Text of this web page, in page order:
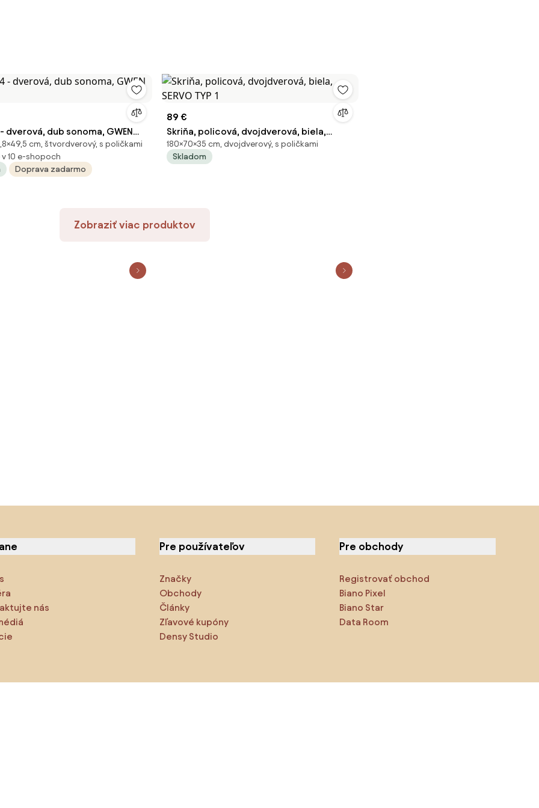
dverová, dub sonoma, GWEN
cm, štvordverový, s poličkami
10 e-shopoch
Doprava zadarmo
89 €
Skriňa, policová, dvojdverová, biela,
SERVO TYP 1
180×70×35 cm, dvojdverový, s poličkami
Skladom
Zobraziť viac produktov
nás
Pre používateľov
Značky
Obchody
Články
Zľavové kupóny
Densy Studio
Pre obchody
Registrovať obchod
Biano Pixel
Biano Star
Data Room